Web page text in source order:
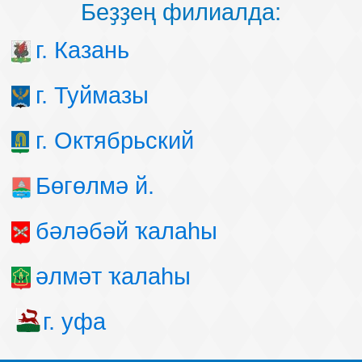
Беҙҙең филиалда:
г. Казань
г. Туймазы
г. Октябрьский
Бөгөлмә й.
бәләбәй ҡалаһы
әлмәт ҡалаһы
г. уфа